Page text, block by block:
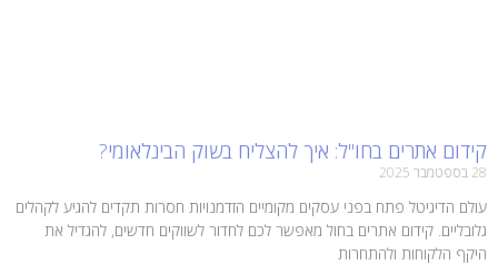
קידום אתרים בחו"ל: איך להצליח בשוק הבינלאומי?
28 בספטמבר 2025
עולם הדיגיטל פתח בפני עסקים מקומיים הזדמנויות חסרות תקדים להגיע לקהלים
גלובליים. קידום אתרים בחול מאפשר לכם לחדור לשווקים חדשים, להגדיל את
היקף הלקוחות ולהתחרות